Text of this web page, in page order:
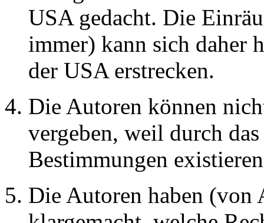
USA gedacht. Die
immer) kann sich daher
der USA erstrecken.
Die Autoren können
vergeben, weil durch
Bestimmungen
Die Autoren haben